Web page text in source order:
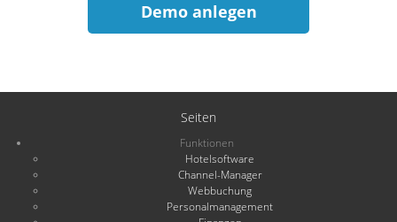
Demo anlegen
Seiten
Funktionen
Hotelsoftware
Channel-Manager
Webbuchung
Personalmanagement